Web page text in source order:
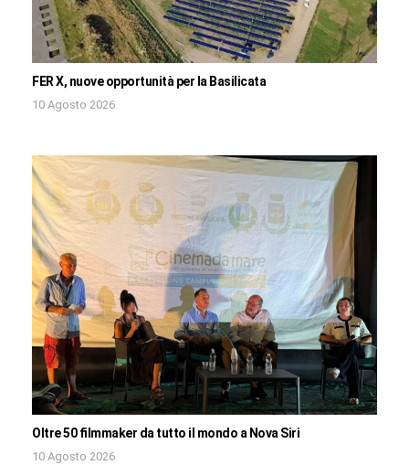
FER X, nuove opportunità per la Basilicata
10 Agosto 2026
Oltre 50 filmmaker da tutto il mondo a Nova Siri
10 Agosto 2026